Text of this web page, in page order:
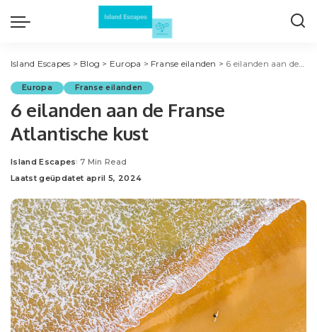
Island Escapes > Blog > Europa > Franse eilanden > 6 eilanden aan de Franse Atlantische kust
Europa Franse eilanden
6 eilanden aan de Franse
Atlantische kust
Posted
by
Island Escapes 7 Min Read
Laatst geüpdatet april 5, 2024